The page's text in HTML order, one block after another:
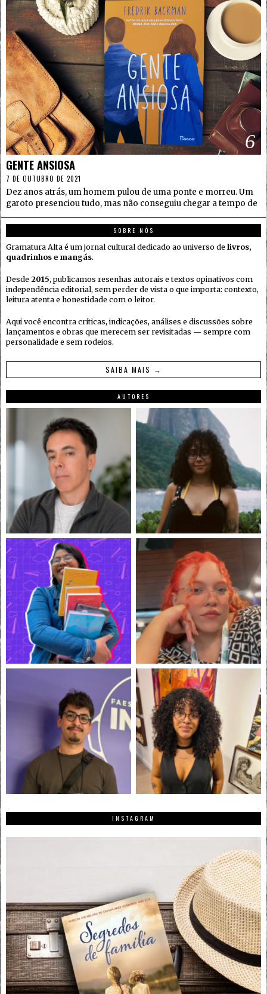
6
GENTE ANSIOSA
7 DE OUTUBRO DE 2021
Dez anos atrás, um homem pulou de uma ponte e morreu. Um
garoto presenciou tudo, mas não conseguiu chegar a tempo de
SOBRE NÓS
Gramatura Alta é um jornal cultural dedicado ao universo de livros,
quadrinhos e mangás.
Desde 2015, publicamos resenhas autorais e textos opinativos com
independência editorial, sem perder de vista o que importa: contexto,
leitura atenta e honestidade com o leitor.
Aqui você encontra críticas, indicações, análises e discussões sobre
lançamentos e obras que merecem ser revisitadas — sempre com
personalidade e sem rodeios.
SAIBA MAIS →
AUTORES
INSTAGRAM